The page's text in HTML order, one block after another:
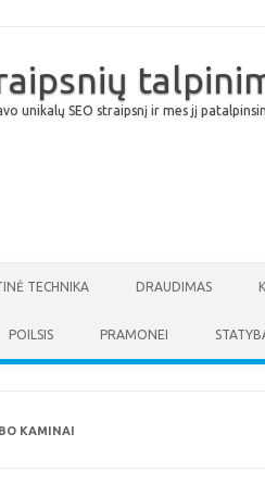
unikalų SEO straipsnį ir mes jį
TECHNIKA DRAUDIMAS
POILSIS PRAMONEI
KAMINAI